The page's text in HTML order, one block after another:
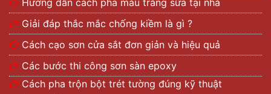
Hướng dẫn cách pha màu trắng sữa tại nhà
Giải đáp thắc mắc chống kiềm là gì ?
Cách cạo sơn cửa sắt đơn giản và hiệu quả
Các bước thi công sơn sàn epoxy
Cách pha trộn bột trét tường đúng kỹ thuật